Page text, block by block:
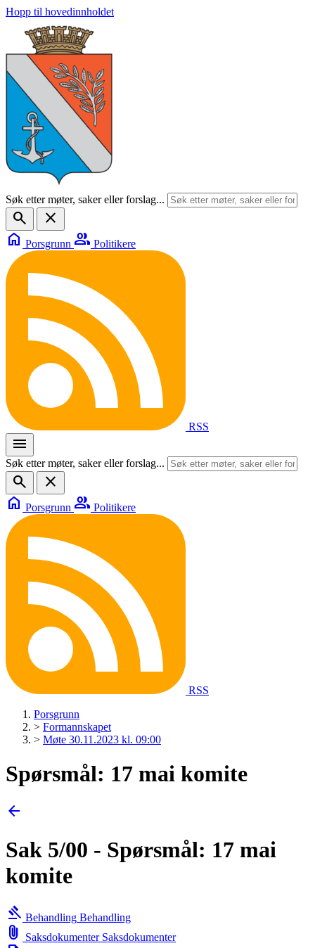
Hopp til hovedinnholdet
Søk etter møter, saker eller forslag...
search
close
home Porsgrunn group Politikere
RSS
menu
Søk etter møter, saker eller forslag...
search
close
home Porsgrunn group Politikere
RSS
Porsgrunn
> Formannskapet
> Møte 30.11.2023 kl. 09:00
Spørsmål: 17 mai komite
arrow_back
Sak 5/00 - Spørsmål: 17 mai
komite
gavel Behandling Behandling
attach_file Saksdokumenter Saksdokumenter